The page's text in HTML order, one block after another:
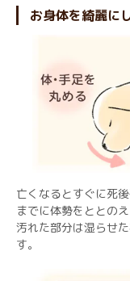
お身体を綺麗に
亡くなるとすぐに死
までに体勢をととの
汚れた部分は湿らせ
す。